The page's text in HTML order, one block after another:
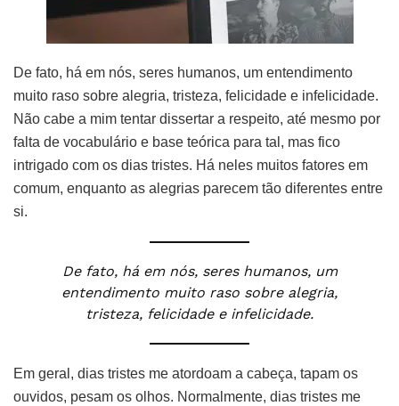
De fato, há em nós, seres humanos, um entendimento
muito raso sobre alegria, tristeza, felicidade e infelicidade.
Não cabe a mim tentar dissertar a respeito, até mesmo por
falta de vocabulário e base teórica para tal, mas fico
intrigado com os dias tristes. Há neles muitos fatores em
comum, enquanto as alegrias parecem tão diferentes entre
si.
De fato, há em nós, seres humanos, um
entendimento muito raso sobre alegria,
tristeza, felicidade e infelicidade.
Em geral, dias tristes me atordoam a cabeça, tapam os
ouvidos, pesam os olhos. Normalmente, dias tristes me